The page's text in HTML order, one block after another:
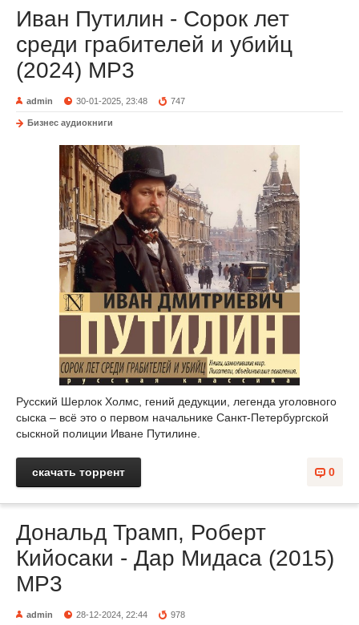
Иван Путилин - Сорок лет
среди грабителей и убийц
(2024) МР3
admin 30-01-2025, 23:48 747
Бизнес аудиокниги
Русский Шерлок Холмс, гений дедукции, легенда уголовного
сыска – всё это о первом начальнике Санкт-Петербургской
сыскной полиции Иване Путилине.
0
скачать торрент
Дональд Трамп, Роберт
Кийосаки - Дар Мидаса (2015)
МР3
admin 28-12-2024, 22:44 978